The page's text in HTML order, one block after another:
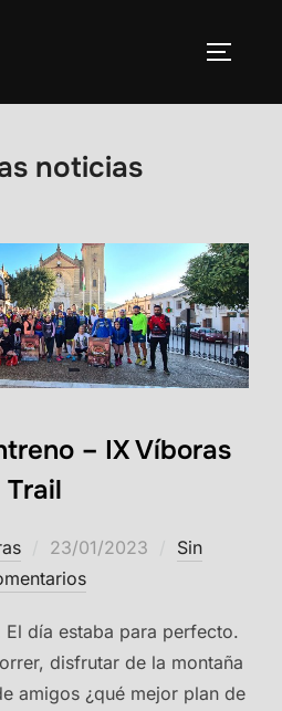
noticias
– IX Víboras
Trail
Publicado
el
23/01/2023
Sin
El día estaba para perfecto.
disfrutar de la montaña
amigos ¿qué mejor plan de